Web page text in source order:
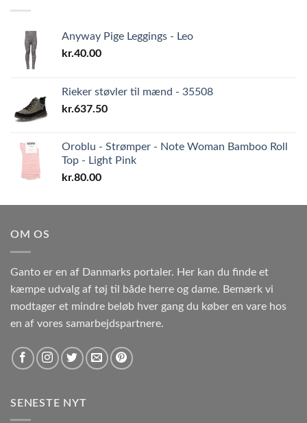
Anyway Pige Leggings - Leo
kr.40.00
Rieker støvler til mænd - 35508
kr.637.50
Oroblu - Strømper - Note Woman Bamboo Roll
Top - Light Pink
kr.80.00
OM OS
Ganto er en af Danmarks portaler. Her kan du finde et
kæmpe udvalg af tøj til både herre og dame. Bemærk vi
modtager et mindre beløb hver gang du køber en vare hos
en af vores samarbejdspartnere.
SENESTE NYT